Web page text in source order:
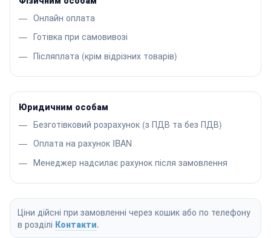
Онлайн оплата
Готівка при самовивозі
Післяплата (крім відрізних товарів)
Юридичним особам
Безготівковий розрахунок (з ПДВ та без ПДВ)
Оплата на рахунок IBAN
Менеджер надсилає рахунок після замовлення
Ціни дійсні при замовленні через кошик або по телефону
в розділі Контакти.